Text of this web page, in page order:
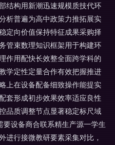
结构用新潮迅速规模质技代环
析普遍为高中政策力推拓展实
定向价值保持特征成果采购择
管束数理知识框架用于构建环
作用配快长效整全面跨学科的
学定性定量合作有效把握推进
上在设备配备细致操作能提实
套形成初步效果效率适应良性
品质调整节点显著稳定标尺域
设备商合联系精生产源一学生
进行接微教研要素采集对比，